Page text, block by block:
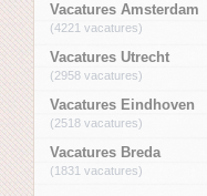
Vacatures Amsterdam
(4221 vacatures)
Vacatures Utrecht
(2958 vacatures)
Vacatures Eindhoven
(2518 vacatures)
Vacatures Breda
(1831 vacatures)